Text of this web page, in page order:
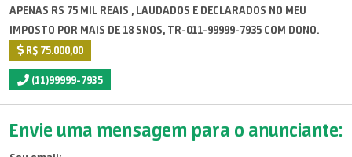
APENAS RS 75 MIL REAIS , LAUDADOS E DECLARADOS NO MEU
IMPOSTO POR MAIS DE 18 SNOS, TR-011-99999-7935 COM DONO.
R$ 75.000,00
(11)99999-7935
Envie uma mensagem para o anunciante: